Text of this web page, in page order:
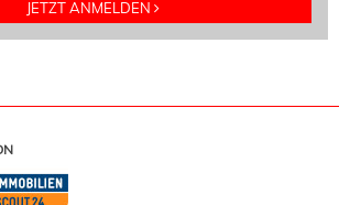
JETZT ANMELDEN